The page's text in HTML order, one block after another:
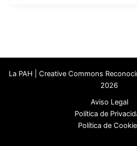
La PAH | Creative Commons
2026
Aviso Legal
Política de
Política de